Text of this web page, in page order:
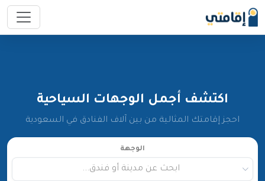
اكتشف أجمل الوجهات السياحية
احجز إقامتك المثالية من بين آلاف الفنادق في السعودية
الوجهة
ابحث عن مدينة أو فندق...